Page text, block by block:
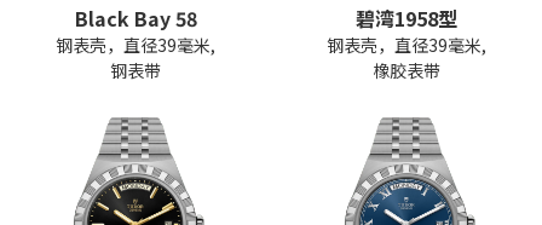
Black Bay 58
钢表壳，直径39毫米,
钢表带
碧湾1958型
钢表壳，直径39毫米,
橡胶表带